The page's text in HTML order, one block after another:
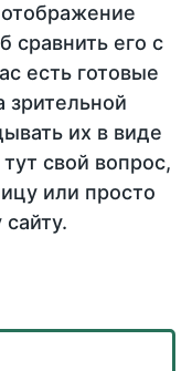
сравнить его с
есть готовые
зрительной
их в виде
свой вопрос,
или просто